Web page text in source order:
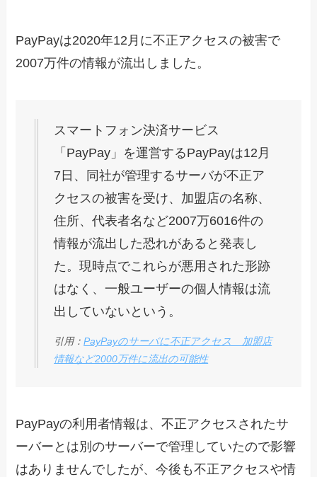
PayPayは2020年12月に不正アクセスの被害で
2007万件の情報が流出しました。
スマートフォン決済サービス
「PayPay」を運営するPayPayは12月
7日、同社が管理するサーバが不正ア
クセスの被害を受け、加盟店の名称、
住所、代表者名など2007万6016件の
情報が流出した恐れがあると発表し
た。現時点でこれらが悪用された形跡
はなく、一般ユーザーの個人情報は流
出していないという。
引用：PayPayのサーバに不正アクセス 加盟店
情報など2000万件に流出の可能性
PayPayの利用者情報は、不正アクセスされたサ
ーバーとは別のサーバーで管理していたので影響
はありませんでしたが、今後も不正アクセスや情